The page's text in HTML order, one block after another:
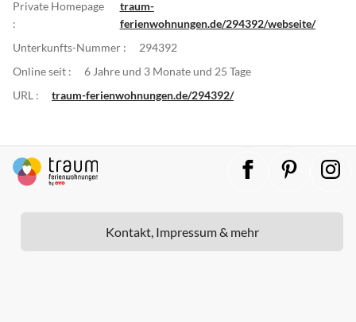
Private Homepage
:
traum-
ferienwohnungen.de/294392/webseite/
Unterkunfts-Nummer :
294392
Online seit :
6 Jahre und 3 Monate und 25 Tage
URL :
traum-ferienwohnungen.de/294392/
Kontakt, Impressum & mehr